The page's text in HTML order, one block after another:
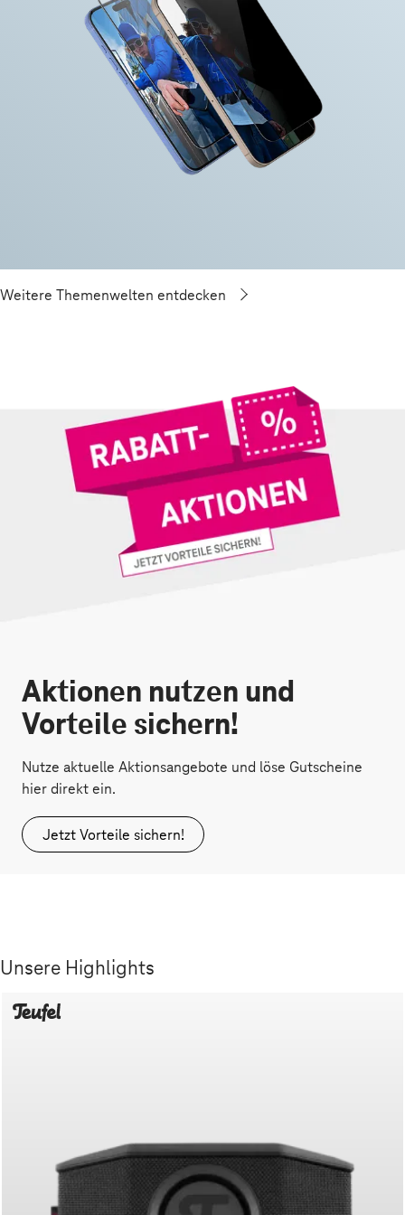
Weitere Themenwelten entdecken
Aktionen nutzen und
Vorteile sichern!
Nutze aktuelle Aktionsangebote und löse Gutscheine
hier direkt ein.
Jetzt Vorteile sichern!
Unsere Highlights